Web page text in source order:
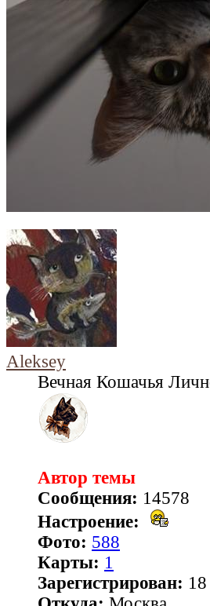
Aleksey
Вечная Кошачья
Автор темы
Сообщения: 14578
Настроение:
Фото: 588
Карты: 1
Зарегистрирован: